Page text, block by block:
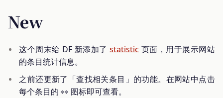
New
这个周末给 DF 新添加了statistic 页面，用于展示网站
的条目统计信息。
之前还更新了「查找相关条目」的功能。在网站中点击
每个条目的 👀 图标即可查看。